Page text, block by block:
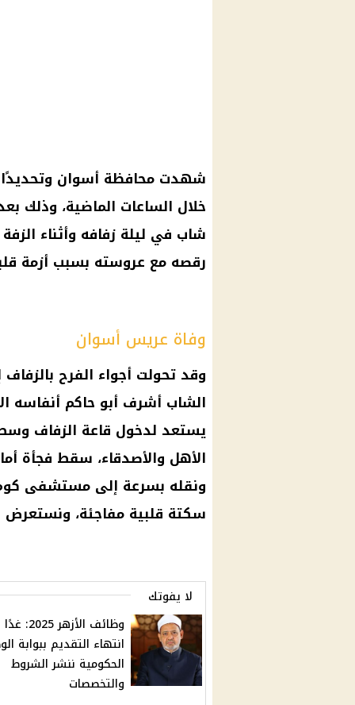
شهدت محافظة أسوان وتحديدًا
خلال الساعات الماضية، وذلك
شاب في ليلة زفافه وأثناء
رقصه مع عروسته بسبب أزمة
وفاة عريس أسوان
وقد تحولت أجواء الفرح
الشاب أشرف أبو حاكم أنفاسه
يستعد لدخول قاعة الزفاف وسط
الأهل والأصدقاء، سقط فجأة
ونقله بسرعة إلى مستشفى
سكتة قلبية مفاجئة، ونستعرض
لا يفوتك
وظائف الأزهر 2025: غدًا
انتهاء التقديم ببوابة
الحكومية ننشر الشروط
والتخصصات